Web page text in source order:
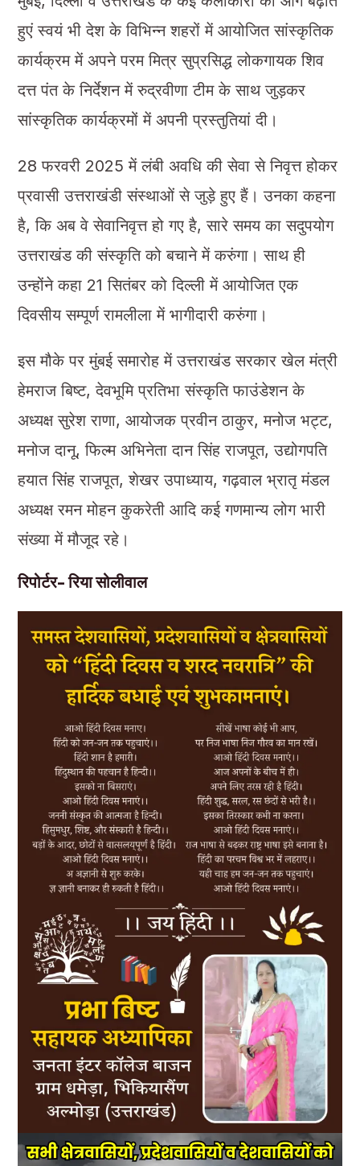
हुएं स्वयं भी देश के विभिन्न शहरों में आयोजित सांस्कृतिक
कार्यक्रम में अपने परम मित्र सुप्रसिद्ध लोकगायक शिव
दत्त पंत के निर्देशन में रुद्रवीणा टीम के साथ जुड़कर
सांस्कृतिक कार्यक्रमों में अपनी प्रस्तुतियां दी।
28 फरवरी 2025 में लंबी अवधि की सेवा से निवृत्त होकर
प्रवासी उत्तराखंडी संस्थाओं से जुड़े हुए हैं। उनका कहना
है, कि अब वे सेवानिवृत्त हो गए है, सारे समय का सदुपयोग
उत्तराखंड की संस्कृति को बचाने में करुंगा। साथ ही
उन्होंने कहा 21 सितंबर को दिल्ली में आयोजित एक
दिवसीय सम्पूर्ण रामलीला में भागीदारी करुंगा।
इस मौके पर मुंबई समारोह में उत्तराखंड सरकार खेल मंत्री
हेमराज बिष्ट, देवभूमि प्रतिभा संस्कृति फाउंडेशन के
अध्यक्ष सुरेश राणा, आयोजक प्रवीन ठाकुर, मनोज भट्ट,
मनोज दानू, फिल्म अभिनेता दान सिंह राजपूत, उद्योगपति
हयात सिंह राजपूत, शेखर उपाध्याय, गढ़वाल भ्रातृ मंडल
अध्यक्ष रमन मोहन कुकरेती आदि कई गणमान्य लोग भारी
संख्या में मौजूद रहे।
रिपोर्टर- रिया सोलीवाल